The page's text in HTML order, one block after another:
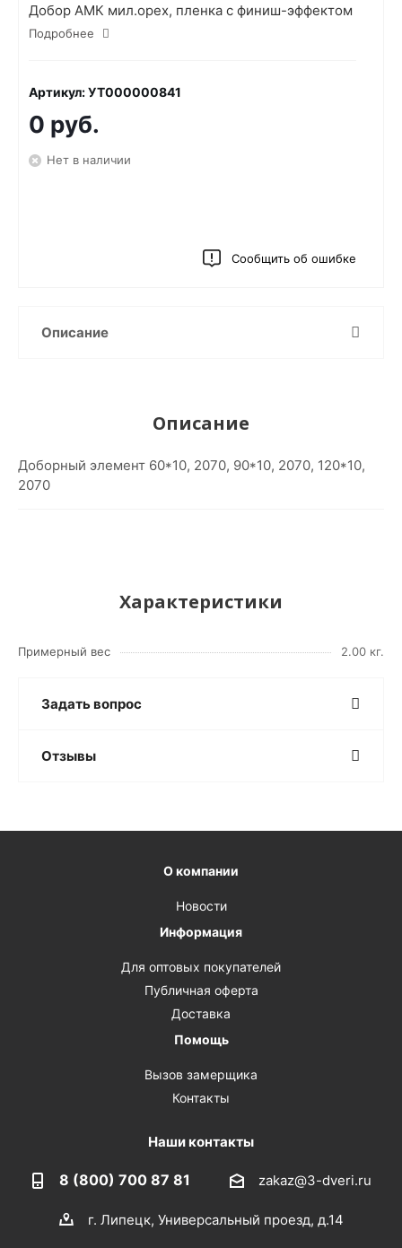
Добор АМК мил.орех, пленка с финиш-эффектом
Подробнее
Артикул: УТ000000841
0 руб.
Нет в наличии
Сообщить об ошибке
Описание
Описание
Доборный элемент 60*10, 2070, 90*10, 2070, 120*10,
2070
Характеристики
Примерный вес 2.00 кг.
Задать вопрос
Отзывы
О компании
Новости
Информация
Для оптовых покупателей
Публичная оферта
Доставка
Помощь
Вызов замерщика
Контакты
Наши контакты
8 (800) 700 87 81 zakaz@3-dveri.ru
г. Липецк, Универсальный проезд, д.14